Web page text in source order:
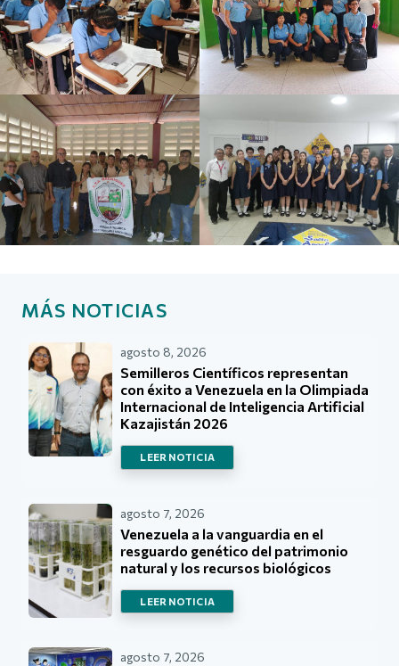
MÁS NOTICIAS
agosto 8, 2026
Semilleros Científicos representan
con éxito a Venezuela en la Olimpiada
Internacional de Inteligencia Artificial
Kazajistán 2026
LEER NOTICIA
agosto 7, 2026
Venezuela a la vanguardia en el
resguardo genético del patrimonio
natural y los recursos biológicos
LEER NOTICIA
agosto 7, 2026